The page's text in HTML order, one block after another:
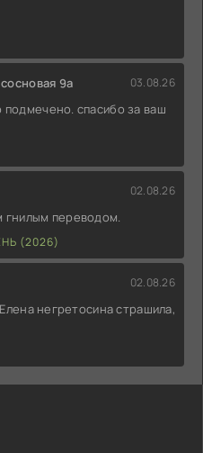
9а 03.08.26
спасибо за ваш
02.08.26
гнилым переводом.
(2026)
02.08.26
негретосина страшила,